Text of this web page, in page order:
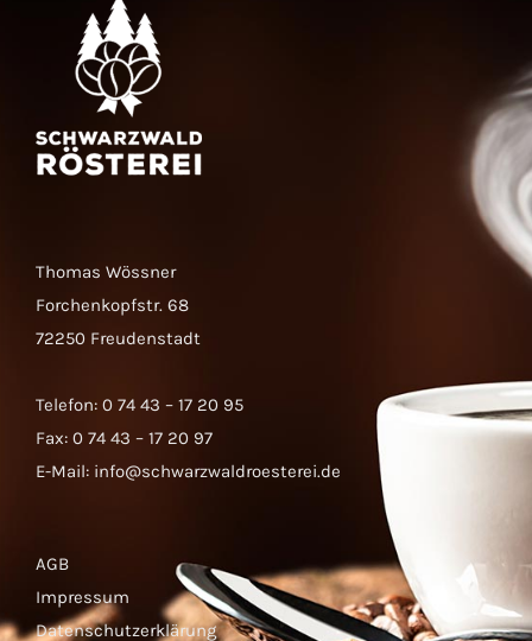
Thomas Wössner
Forchenkopfstr. 68
72250 Freudenstadt
Telefon: 0 74 43 – 17 20 95
Fax: 0 74 43 – 17 20 97
E-Mail: info@schwarzwaldroesterei.de
AGB
Impressum
Datenschutzerklärung